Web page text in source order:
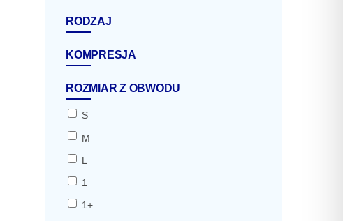
RODZAJ
KOMPRESJA
ROZMIAR Z OBWODU
S
M
L
1
1+